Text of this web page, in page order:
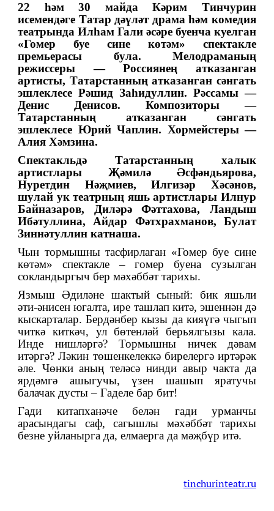
22 һәм 30 майда Кәрим Тинчурин
исемендәге Татар дәүләт драма һәм комедия
театрында Илһам Гали әсәре буенча куелган
«Гомер буе сине көтәм» спектакле
премьерасы була. Мелодраманың
режиссеры — Россиянең атказанган
артисты, Татарстанның атказанган сәнгать
эшлеклесе Рәшид Заһидуллин. Рәссамы —
Денис Денисов. Композиторы —
Татарстанның атказанган сәнгать
эшлеклесе Юрий Чаплин. Хормейстеры —
Алия Хәмзина.
Cпектакльдә Татарстанның халык
артистлары Җәмилә Әсфәндьярова,
Нуретдин Нәҗмиев, Илгизәр Хәсәнов,
шулай ук театрның яшь артистлары Илнур
Байназаров, Диләрә Фәттахова, Ландыш
Ибәтуллина, Айдар Фәтхрахманов, Булат
Зиннәтуллин катнаша.
Чын тормышны тасфирлаган «Гомер буе сине
көтәм» спектакле – гомер буена сузылган
сокландыргыч бер мәхәббәт тарихы.
Язмыш Әдиләне шактый сыный: бик яшьли
әти-әнисен югалта, ире ташлап китә, эшеннән дә
кыскарталар. Бердәнбер кызы да кияүгә чыгып
читкә киткәч, ул бөтенләй берьялгызы кала.
Инде нишләргә? Тормышны ничек дәвам
итәргә? Ләкин төшенкелеккә бирелергә иртәрәк
әле. Чөнки аның теләсә нинди авыр чакта да
ярдәмгә ашыгучы, үзен шашып яратучы
балачак дусты – Гаделе бар бит!
Гади китапханәче белән гади урманчы
арасындагы саф, сагышлы мәхәббәт тарихы
безне уйланырга да, елмаерга да мәҗбүр итә.
tinchurinteatr.ru